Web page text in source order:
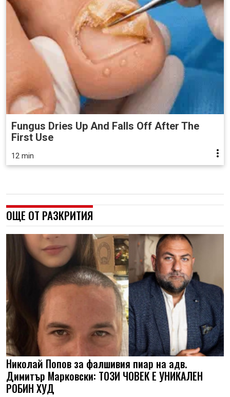
Fungus Dries Up And Falls Off After The
First Use
12 min
ОЩЕ ОТ РАЗКРИТИЯ
Николай Попов за фалшивия пиар на адв.
Димитър Марковски: ТОЗИ ЧОВЕК Е УНИКАЛЕН
РОБИН ХУД